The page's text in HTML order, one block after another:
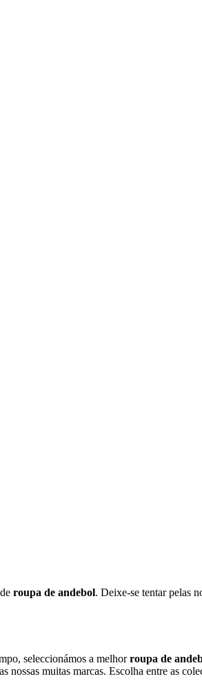
roupa de andebol. Deixe-se tentar pelas
seleccionámos a melhorroupa de
nossas muitas marcas. Escolha entre as